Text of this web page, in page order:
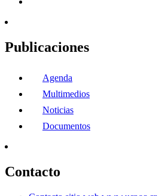
Publicaciones
Agenda
Multimedios
Noticias
Documentos
Contacto